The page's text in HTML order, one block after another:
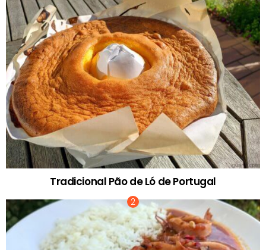
Tradicional Pão de Ló de Portugal